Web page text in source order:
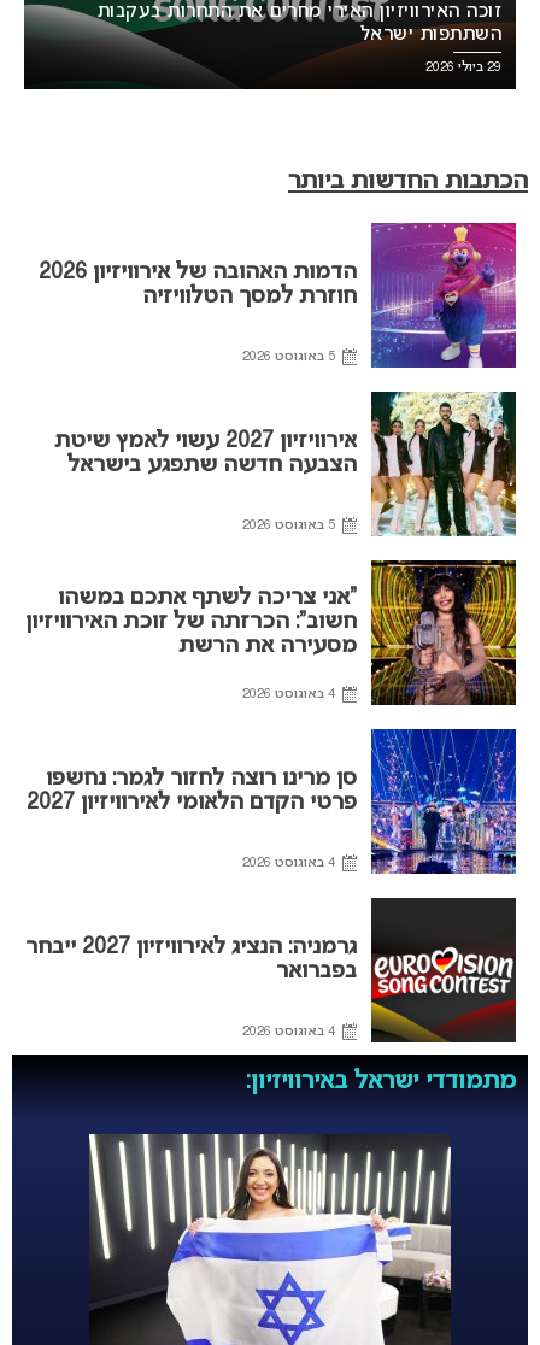
זוכה האירוויזיון האירי מחרים את התחרות בעקבות
השתתפות ישראל
29 ביולי 2026
הכתבות החדשות ביותר
הדמות האהובה של אירוויזיון 2026
חוזרת למסך הטלוויזיה
5 באוגוסט 2026
אירוויזיון 2027 עשוי לאמץ שיטת
הצבעה חדשה שתפגע בישראל
5 באוגוסט 2026
“אני צריכה לשתף אתכם במשהו
חשוב”: הכרזתה של זוכת האירוויזיון
מסעירה את הרשת
4 באוגוסט 2026
סן מרינו רוצה לחזור לגמר: נחשפו
פרטי הקדם הלאומי לאירוויזיון 2027
4 באוגוסט 2026
גרמניה: הנציג לאירוויזיון 2027 ייבחר
בפברואר
4 באוגוסט 2026
מתמודדי ישראל באירוויזיון: